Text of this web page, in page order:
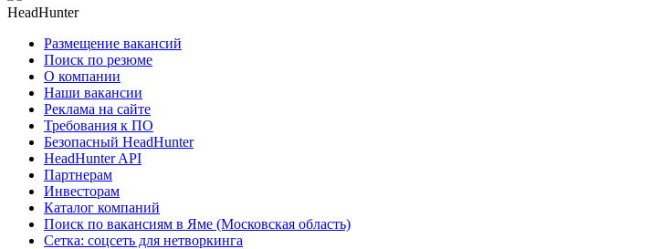
HeadHunter
Размещение вакансий
Поиск по резюме
О компании
Наши вакансии
Реклама на сайте
Требования к ПО
Безопасный HeadHunter
HeadHunter API
Партнерам
Инвесторам
Каталог компаний
Поиск по вакансиям в Яме (Московская область)
Сетка: соцсеть для нетворкинга